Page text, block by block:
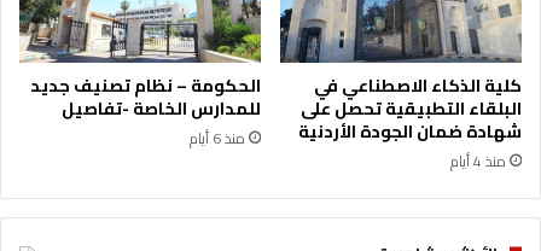
ةا
ل
د
خ
و
ل
ا
ل
ع
كلية الذكاء الاصطناعي في
البلقاء التطبيقية تحصل على
شهادة ضمان الجودة الأردنية
منذ 4 أيام
الحكومة – نظام تصنيف جديد
للمدارس الخاصة -تفاصيل
منذ 6 أيام